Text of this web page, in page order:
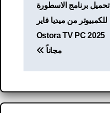
تحميل برنامج الاسطورة
للكمبيوتر من ميديا فاير
Ostora TV PC 2025
مجاناً